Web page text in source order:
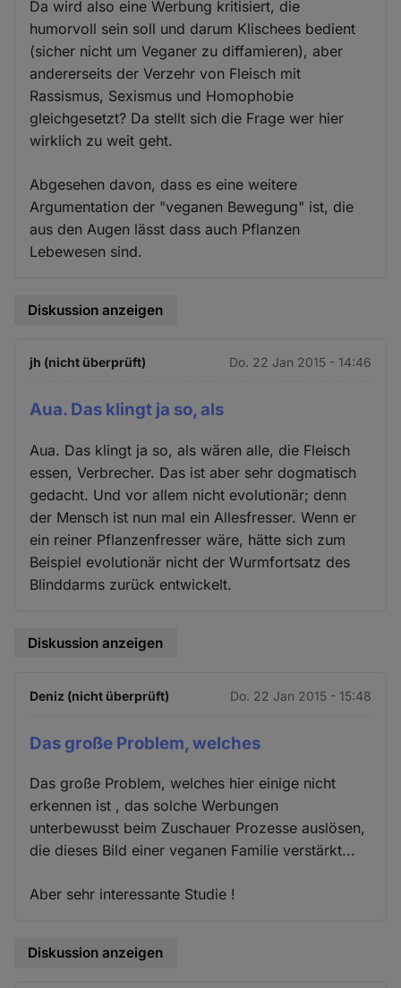
Da wird also eine Werbung kritisiert, die
humorvoll sein soll und darum Klischees bedient
(sicher nicht um Veganer zu diffamieren), aber
andererseits der Verzehr von Fleisch mit
Rassismus, Sexismus und Homophobie
gleichgesetzt? Da stellt sich die Frage wer hier
wirklich zu weit geht.
Abgesehen davon, dass es eine weitere
Argumentation der "veganen Bewegung" ist, die
aus den Augen lässt dass auch Pflanzen
Lebewesen sind.
Diskussion anzeigen
jh (nicht überprüft) Do. 22 Jan 2015 - 14:46
Aua. Das klingt ja so, als
Aua. Das klingt ja so, als wären alle, die Fleisch
essen, Verbrecher. Das ist aber sehr dogmatisch
gedacht. Und vor allem nicht evolutionär; denn
der Mensch ist nun mal ein Allesfresser. Wenn er
ein reiner Pflanzenfresser wäre, hätte sich zum
Beispiel evolutionär nicht der Wurmfortsatz des
Blinddarms zurück entwickelt.
Diskussion anzeigen
Deniz (nicht überprüft) Do. 22 Jan 2015 - 15:48
Das große Problem, welches
Das große Problem, welches hier einige nicht
erkennen ist , das solche Werbungen
unterbewusst beim Zuschauer Prozesse auslösen,
die dieses Bild einer veganen Familie verstärkt...
Aber sehr interessante Studie !
Diskussion anzeigen